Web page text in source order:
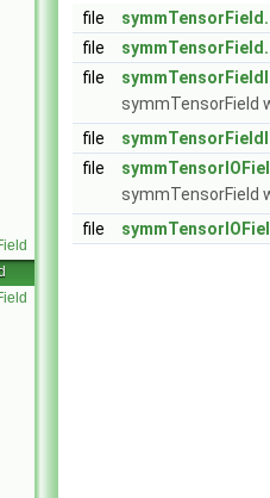
file
file
file
symmTensorField
file
file
symmTensorField
file